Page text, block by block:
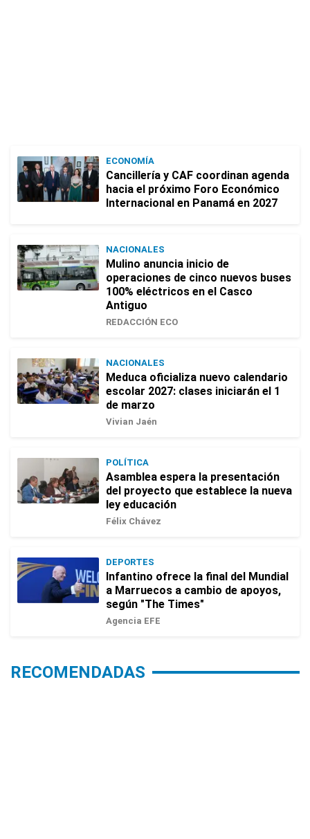
ECONOMÍA
Cancillería y CAF coordinan agenda
hacia el próximo Foro Económico
Internacional en Panamá en 2027
NACIONALES
Mulino anuncia inicio de
operaciones de cinco nuevos buses
100% eléctricos en el Casco
Antiguo
REDACCIÓN ECO
NACIONALES
Meduca oficializa nuevo calendario
escolar 2027: clases iniciarán el 1
de marzo
Vivian Jaén
POLÍTICA
Asamblea espera la presentación
del proyecto que establece la nueva
ley educación
Félix Chávez
DEPORTES
Infantino ofrece la final del Mundial
a Marruecos a cambio de apoyos,
según "The Times"
Agencia EFE
RECOMENDADAS